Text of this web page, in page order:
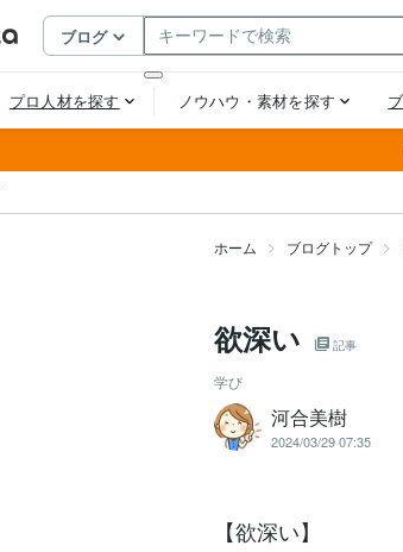
ホーム ブログトップ
欲深い 記事
学び
河合美樹
2024/03/29 07:35
【欲深い】